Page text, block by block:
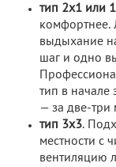
тип 2х1 или
комфортнее.
выдыхание
шаг и одно
тип в начале
— за две-три
тип 3х3.
местности с
вентиляцию